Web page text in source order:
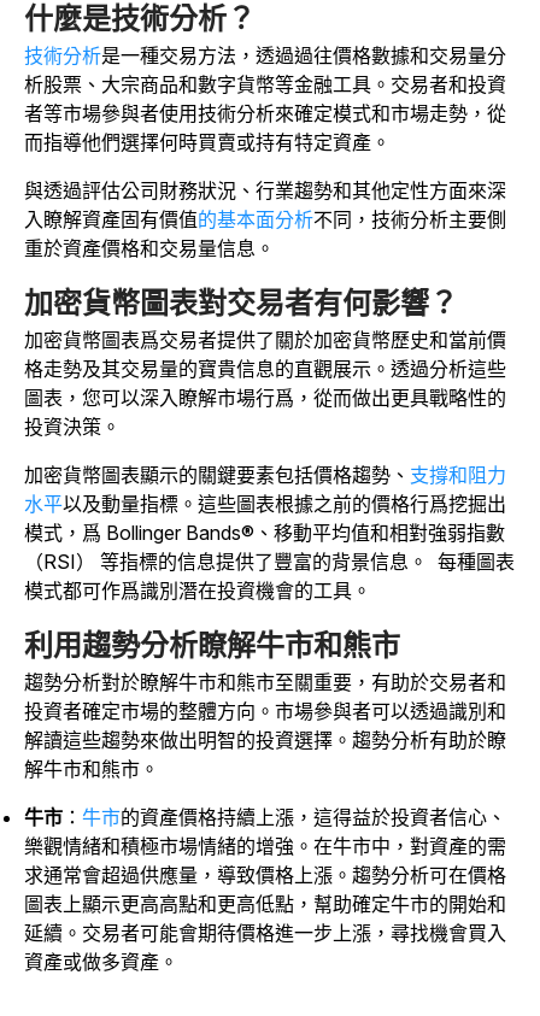
什麼是技術分析？
技術分析是一種交易方法，透過過往價格數據和交易量分
析股票、大宗商品和數字貨幣等金融工具。交易者和投資
者等市場參與者使用技術分析來確定模式和市場走勢，從
而指導他們選擇何時買賣或持有特定資產。
與透過評估公司財務狀況、行業趨勢和其他定性方面來深
入瞭解資產固有價值的基本面分析不同，技術分析主要側
重於資產價格和交易量信息。
加密貨幣圖表對交易者有何影響？
加密貨幣圖表爲交易者提供了關於加密貨幣歷史和當前價
格走勢及其交易量的寶貴信息的直觀展示。透過分析這些
圖表，您可以深入瞭解市場行爲，從而做出更具戰略性的
投資決策。
加密貨幣圖表顯示的關鍵要素包括價格趨勢、 支撐和阻力
水平以及動量指標。這些圖表根據之前的價格行爲挖掘出
模式，爲 Bollinger Bands®、移動平均值和相對強弱指數
（RSI） 等指標的信息提供了豐富的背景信息。
每種圖表
模式都可作爲識別潛在投資機會的工具。
利用趨勢分析瞭解牛市和熊市
趨勢分析對於瞭解牛市和熊市至關重要，有助於交易者和
投資者確定市場的整體方向。 市場參與者可以透過識別和
解讀這些趨勢來做出明智的投資選擇。趨勢分析有助於瞭
解牛市和熊市。
牛市 ： 牛市的資產價格持續上漲，這得益於投資者信心、
樂觀情緒和積極市場情緒的增強。在牛市中，對資產的需
求通常會超過供應量，導致價格上漲。趨勢分析可在價格
圖表上顯示更高高點和更高低點，幫助確定牛市的開始和
延續。交易者可能會期待價格進一步上漲，尋找機會買入
資產或做多資產。